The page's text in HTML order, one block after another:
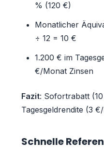
% (120 €)
Monatlicher
÷ 12 = 10 €
1.200 € im
€/Monat Zinsen
Fazit: Sofortrabatt
Tagesgeldrendite (3
Schnelle